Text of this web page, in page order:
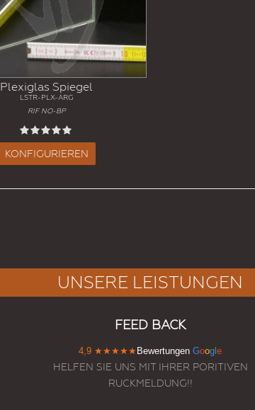
Plexiglas Spiegel
LSTR-PLX-ARG
RIF NO-BP
KONFIGURIEREN
UNSERE LEISTUNGEN
FEED BACK
4,9 ★★★★★ Bewertungen Goog e
HELFEN SIE UNS MIT IHRER PORITIVEN
RUCKMELDUNG!!